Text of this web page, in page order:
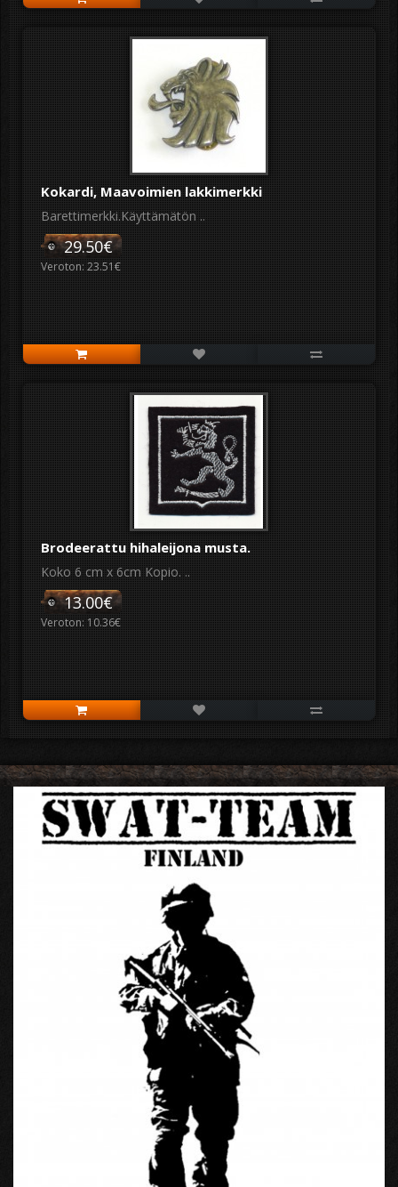
Kokardi, Maavoimien lakkimerkki
Barettimerkki.Käyttämätön ..
29.50€
Veroton: 23.51€
Brodeerattu hihaleijona musta.
Koko 6 cm x 6cm Kopio. ..
13.00€
Veroton: 10.36€